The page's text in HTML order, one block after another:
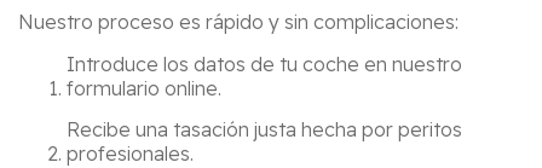
Nuestro proceso es rápido y sin complicaciones:
Introduce los datos de tu coche en nuestro
formulario online.
Recibe una tasación justa hecha por peritos
profesionales.